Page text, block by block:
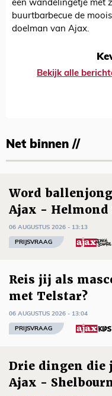
een wandelingetje met
buurtbarbecue de
doelman van Ajax.
Bekijk alle
Net binnen //
Word
Ajax - Helmond
06 AUGUSTUS 2026 - 13:13
PRIJSVRAAG
Reis jij als
met Telstar?
06 AUGUSTUS 2026 - 13:04
PRIJSVRAAG
Drie dingen die
Ajax -